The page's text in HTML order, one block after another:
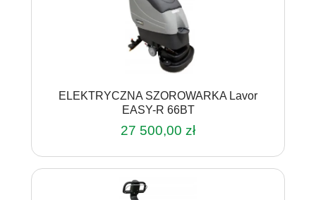
ELEKTRYCZNA SZOROWARKA Lavor
EASY-R 66BT
27 500,00 zł